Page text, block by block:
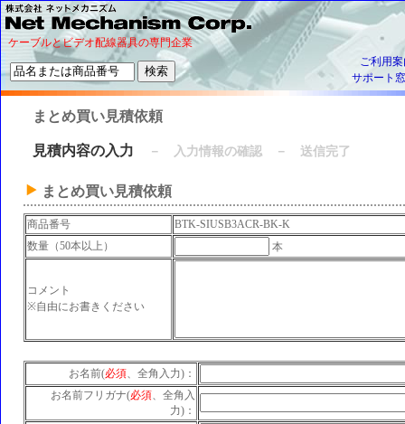
ケーブルとビデオ配線器具の専門企業
ご利用
サポート
まとめ買い見積依頼
見積内容の入力 － 入力情報の確認 － 送信完了
まとめ買い見積依頼
商品番号
BTK-SIUSB3ACR-BK-K
数量（50本以上）
本
コメント
※自由にお書きください
お名前(必須 、全角入力)：
お名前フリガナ(必須 、全角入
力)：